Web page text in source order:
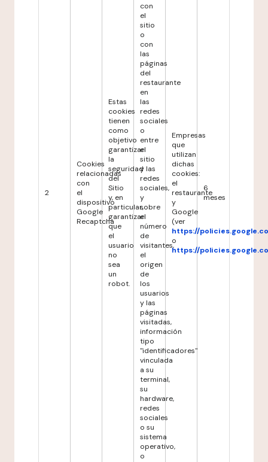
2
Cookies
relacionadas
con
el
dispositivo
Google
Recaptcha
Estas
cookies
tienen
como
objetivo
garantizar
la
seguridad
del
Sitio
y, en
particular,
garantizar
que
el
usuario
no
sea
un
robot.
con
el
sitio
o
con
las
páginas
del
restaurante
en
las
redes
sociales
o
entre
el
sitio
y las
redes
sociales,
y
sobre
el
número
de
visitantes,
el
origen
de
los
usuarios
y las
páginas
visitadas,
información
tipo
"identificadores"
vinculada
a su
terminal,
su
hardware,
redes
sociales
o su
sistema
operativo,
o
Empresas
que
utilizan
dichas
cookies:
el
restaurante
y
Google
(ver
https://
o
https://
6
meses